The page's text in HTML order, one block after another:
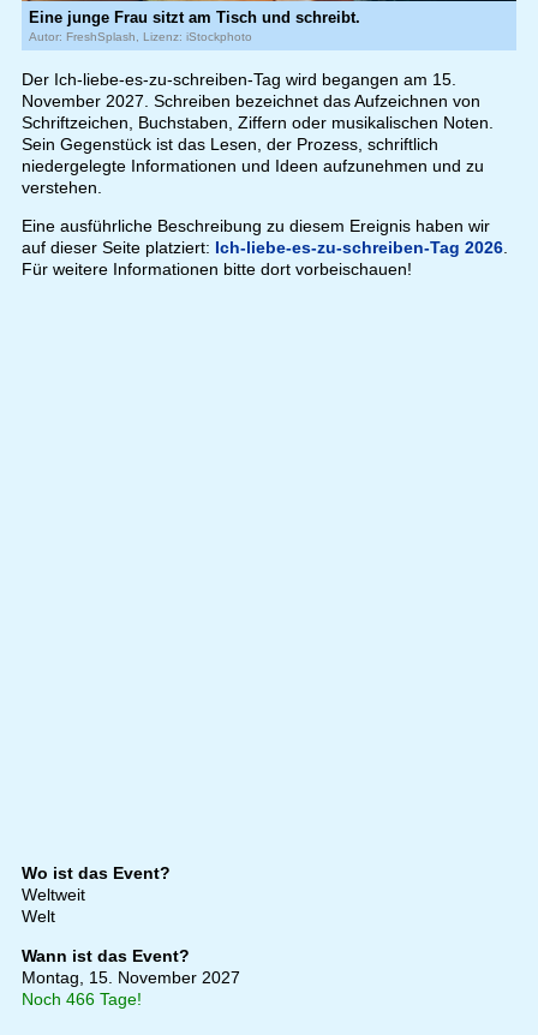
Eine junge Frau sitzt am Tisch und schreibt.
Autor: FreshSplash, Lizenz: iStockphoto
Der Ich-liebe-es-zu-schreiben-Tag wird begangen am 15.
November 2027. Schreiben bezeichnet das Aufzeichnen von
Schriftzeichen, Buchstaben, Ziffern oder musikalischen Noten.
Sein Gegenstück ist das Lesen, der Prozess, schriftlich
niedergelegte Informationen und Ideen aufzunehmen und zu
verstehen.
Eine ausführliche Beschreibung zu diesem Ereignis haben wir
auf dieser Seite platziert: Ich-liebe-es-zu-schreiben-Tag 2026.
Für weitere Informationen bitte dort vorbeischauen!
Wo ist das Event?
Weltweit
Welt
Wann ist das Event?
Montag, 15. November 2027
Noch 466 Tage!